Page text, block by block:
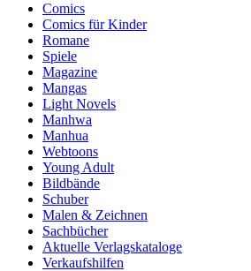
Comics
Comics für Kinder
Romane
Spiele
Magazine
Mangas
Light Novels
Manhwa
Manhua
Webtoons
Young Adult
Bildbände
Schuber
Malen & Zeichnen
Sachbücher
Aktuelle Verlagskataloge
Verkaufshilfen